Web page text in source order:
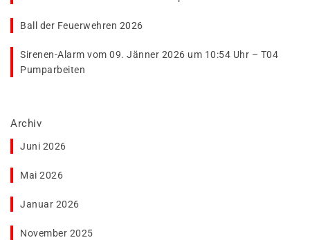
Ball der Feuerwehren 2026
Sirenen-Alarm vom 09. Jänner 2026 um 10:54 Uhr – T04
Pumparbeiten
Archiv
Juni 2026
Mai 2026
Januar 2026
November 2025